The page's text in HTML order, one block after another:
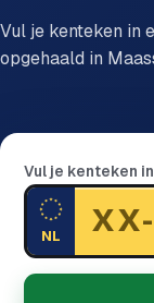
Vul je kenteken in
opgehaald in
Vul je kenteken in
NL